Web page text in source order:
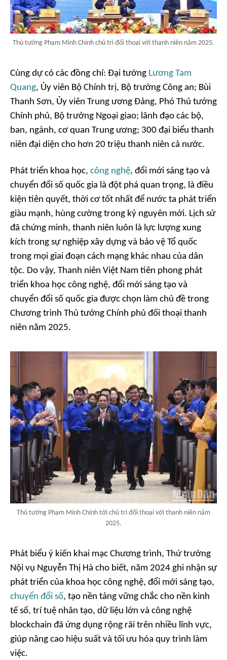
Thủ tướng Phạm Minh Chính chủ trì đối thoại với thanh niên năm 2025.
Cùng dự có các đồng chí: Đại tướng Lương Tam
Quang, Ủy viên Bộ Chính trị, Bộ trưởng Công an; Bùi
Thanh Sơn, Ủy viên Trung ương Đảng, Phó Thủ tướng
Chính phủ, Bộ trưởng Ngoại giao; lãnh đạo các bộ,
ban, ngành, cơ quan Trung ương; 300 đại biểu thanh
niên đại diện cho hơn 20 triệu thanh niên cả nước.
Phát triển khoa học, công nghệ, đổi mới sáng tạo và
chuyển đổi số quốc gia là đột phá quan trọng, là điều
kiện tiên quyết, thời cơ tốt nhất để nước ta phát triển
giàu mạnh, hùng cường trong kỷ nguyên mới. Lịch sử
đã chứng minh, thanh niên luôn là lực lượng xung
kích trong sự nghiệp xây dựng và bảo vệ Tổ quốc
trong mọi giai đoạn cách mạng khác nhau của dân
tộc. Do vậy, Thanh niên Việt Nam tiên phong phát
triển khoa học công nghệ, đổi mới sáng tạo và
chuyển đổi số quốc gia được chọn làm chủ đề trong
Chương trình Thủ tướng Chính phủ đối thoại thanh
niên năm 2025.
Thủ tướng Phạm Minh Chính tới chủ trì đối thoại với thanh niên năm
2025.
Phát biểu ý kiến khai mạc Chương trình, Thứ trưởng
Nội vụ Nguyễn Thị Hà cho biết, năm 2024 ghi nhận sự
phát triển của khoa học công nghệ, đổi mới sáng tạo,
chuyển đổi số, tạo nền tảng vững chắc cho nền kinh
tế số, trí tuệ nhân tạo, dữ liệu lớn và công nghệ
blockchain đã ứng dụng rộng rãi trên nhiều lĩnh vực,
giúp nâng cao hiệu suất và tối ưu hóa quy trình làm
việc.